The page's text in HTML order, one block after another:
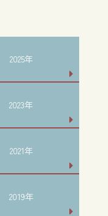
2025年
2023年
2021年
2019年